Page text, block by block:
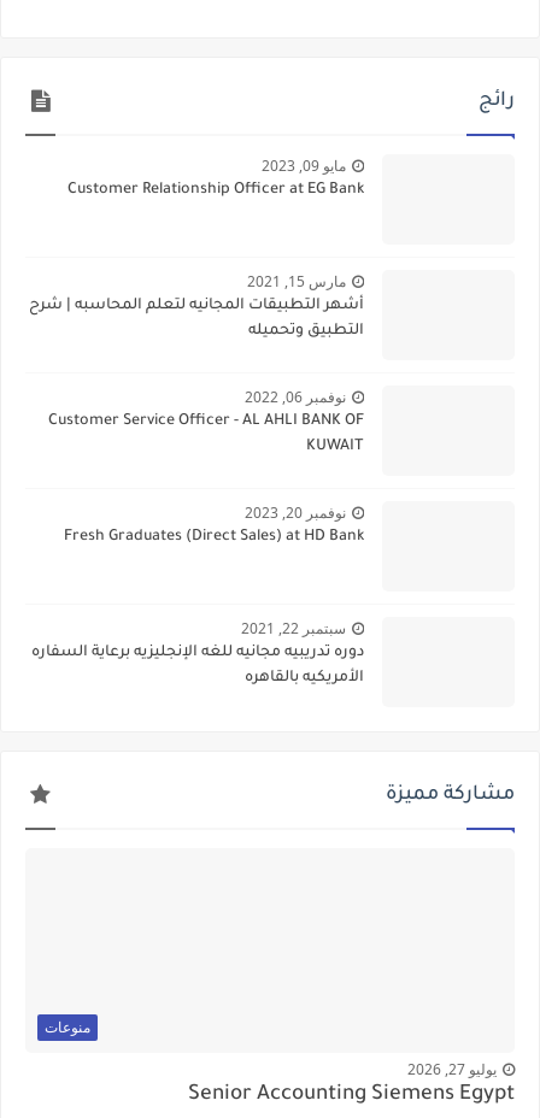
رائج
مايو 09, 2023
Customer Relationship Officer at EG Bank
مارس 15, 2021
أشهر التطبيقات المجانيه لتعلم المحاسبه | شرح
التطبيق وتحميله
نوفمبر 06, 2022
Customer Service Officer - AL AHLI BANK OF
KUWAIT
نوفمبر 20, 2023
Fresh Graduates (Direct Sales) at HD Bank
سبتمبر 22, 2021
دوره تدريبيه مجانيه للغه الإنجليزيه برعاية السفاره
الأمريكيه بالقاهره
مشاركة مميزة
منوعات
يوليو 27, 2026
Senior Accounting Siemens Egypt